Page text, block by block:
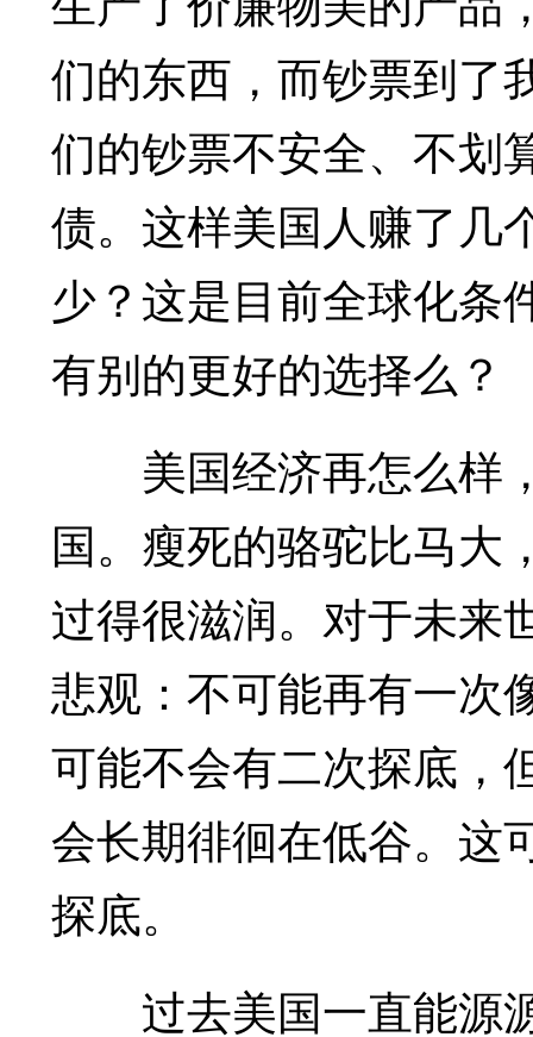
们的东西，而钞票到了
们的钞票不安全、不划
债。这样美国人赚了几
少？这是目前全球化条
有别的更好的选择么？
美国经济再怎么样
国。瘦死的骆驼比马大
过得很滋润。对于未来
悲观：不可能再有一次
可能不会有二次探底，
会长期徘徊在低谷。这
探底。
过去美国一直能源